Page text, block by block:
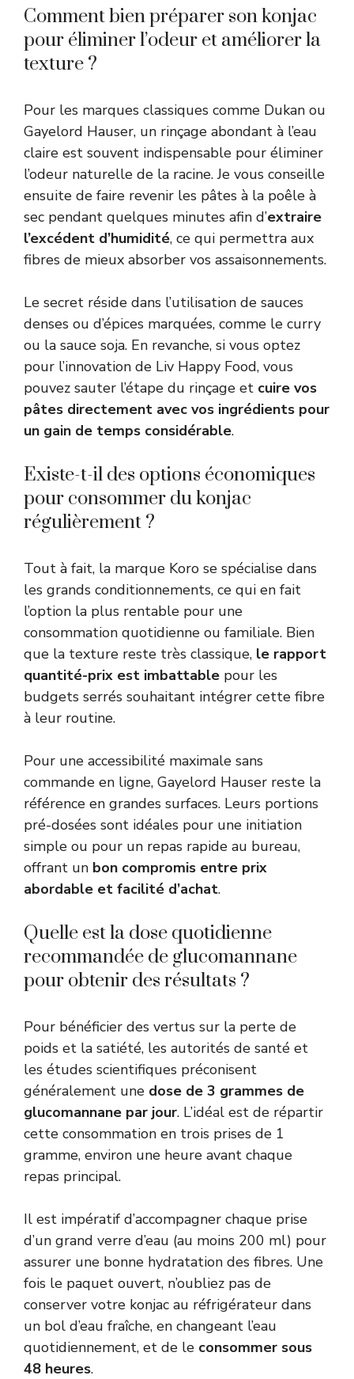
Comment bien préparer son konjac
pour éliminer l’odeur et améliorer la
texture ?
Pour les marques classiques comme Dukan ou
Gayelord Hauser, un rinçage abondant à l’eau
claire est souvent indispensable pour éliminer
l’odeur naturelle de la racine. Je vous conseille
ensuite de faire revenir les pâtes à la poêle à
sec pendant quelques minutes afin d’extraire
l’excédent d’humidité, ce qui permettra aux
fibres de mieux absorber vos assaisonnements.
Le secret réside dans l’utilisation de sauces
denses ou d’épices marquées, comme le curry
ou la sauce soja. En revanche, si vous optez
pour l’innovation de Liv Happy Food, vous
pouvez sauter l’étape du rinçage et cuire vos
pâtes directement avec vos ingrédients pour
un gain de temps considérable.
Existe-t-il des options économiques
pour consommer du konjac
régulièrement ?
Tout à fait, la marque Koro se spécialise dans
les grands conditionnements, ce qui en fait
l’option la plus rentable pour une
consommation quotidienne ou familiale. Bien
que la texture reste très classique, le rapport
quantité-prix est imbattable pour les
budgets serrés souhaitant intégrer cette fibre
à leur routine.
Pour une accessibilité maximale sans
commande en ligne, Gayelord Hauser reste la
référence en grandes surfaces. Leurs portions
pré-dosées sont idéales pour une initiation
simple ou pour un repas rapide au bureau,
offrant un bon compromis entre prix
abordable et facilité d’achat.
Quelle est la dose quotidienne
recommandée de glucomannane
pour obtenir des résultats ?
Pour bénéficier des vertus sur la perte de
poids et la satiété, les autorités de santé et
les études scientifiques préconisent
généralement une dose de 3 grammes de
glucomannane par jour. L’idéal est de répartir
cette consommation en trois prises de 1
gramme, environ une heure avant chaque
repas principal.
Il est impératif d’accompagner chaque prise
d’un grand verre d’eau (au moins 200 ml) pour
assurer une bonne hydratation des fibres. Une
fois le paquet ouvert, n’oubliez pas de
conserver votre konjac au réfrigérateur dans
un bol d’eau fraîche, en changeant l’eau
quotidiennement, et de le consommer sous
48 heures.